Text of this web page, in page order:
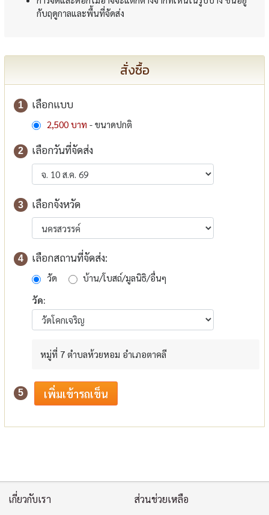
กับฤดูกาลและพื้นที่จัดส่ง
สั่งซื้อ
1 เลือกแบบ
2,500 บาท - ขนาดปกติ
2 เลือกวันที่จัดส่ง
3 เลือกจังหวัด
4 เลือกสถานที่จัดส่ง:
วัด
บ้าน/โบสถ์/มูลนิธิ/อื่นๆ
วัด:
หมู่ที่ 7 ตำบลห้วยหอม อำเภอตาคลี
5
เกี่ยวกับเรา ส่วนช่วยเหลือ